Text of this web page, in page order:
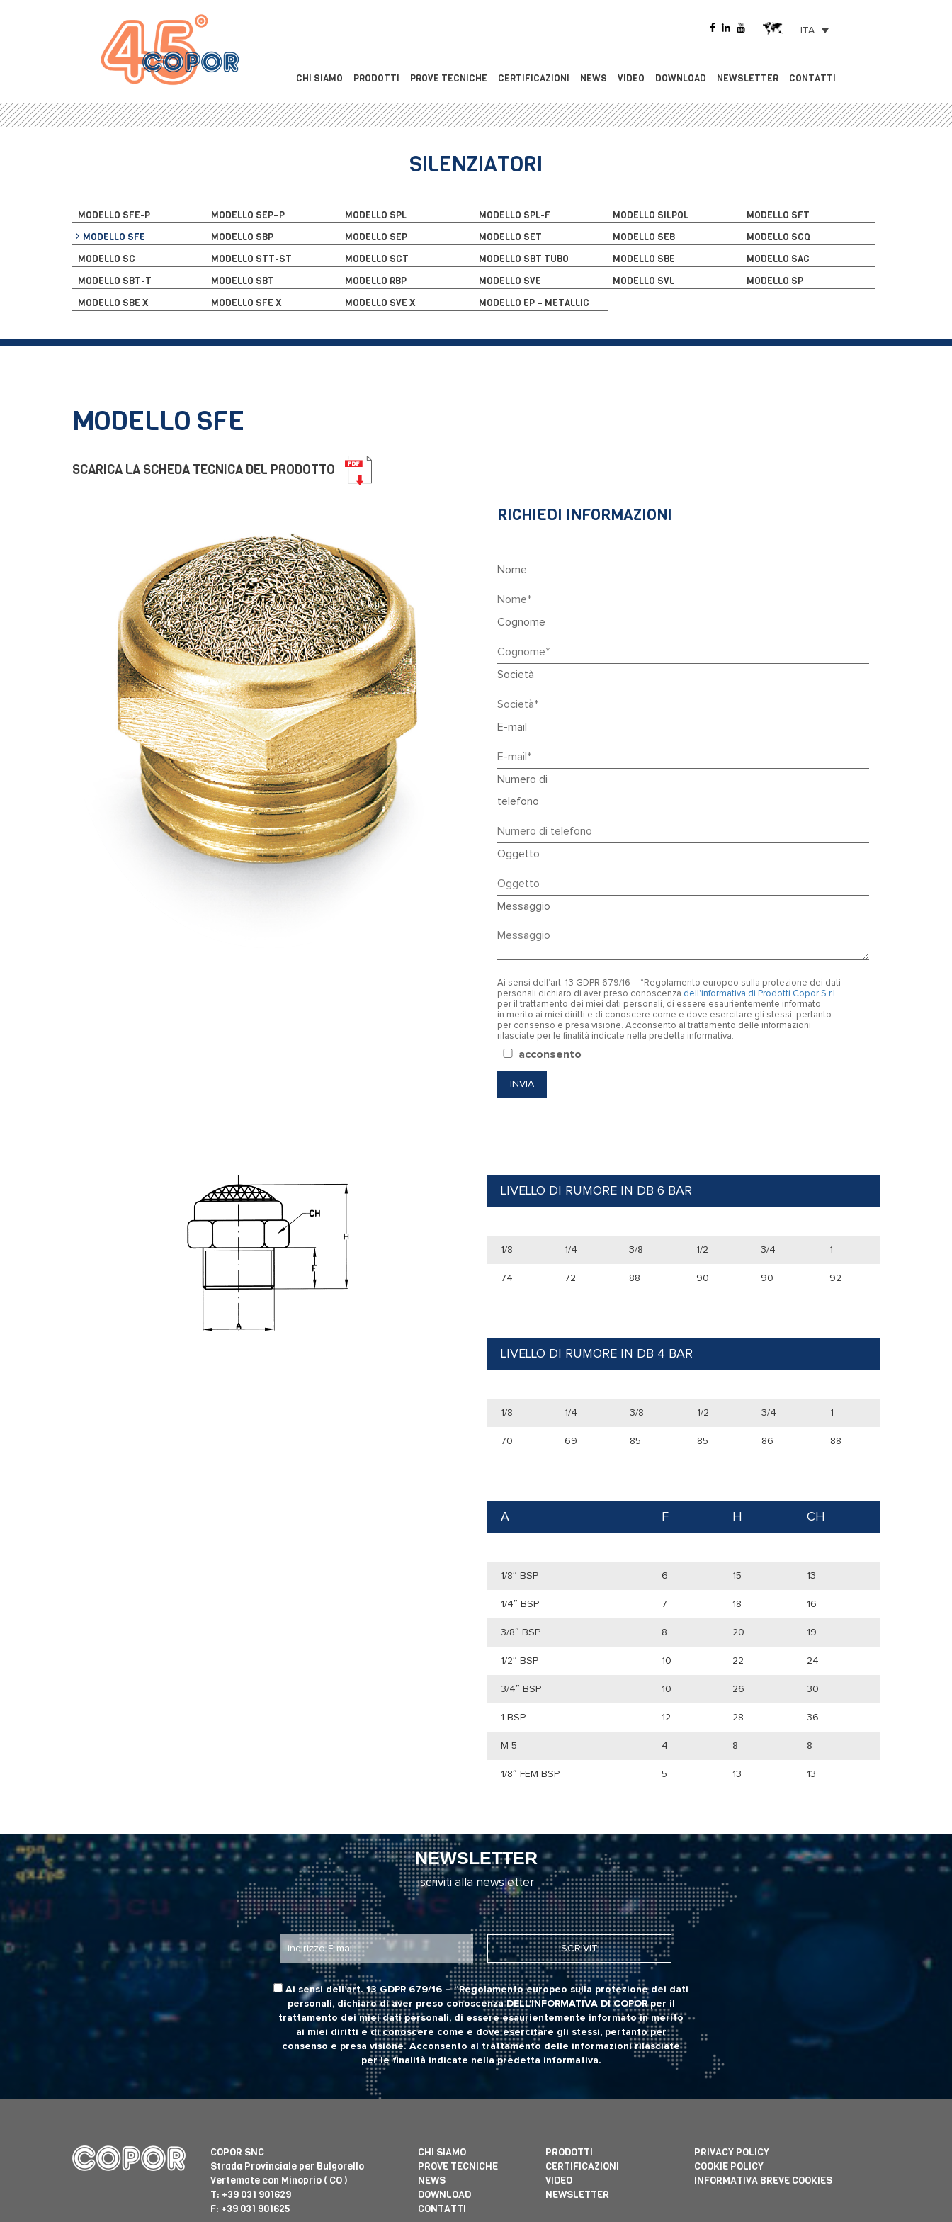
CHI SIAMO PRODOTTI PROVE TECNICHE CERTIFICAZIONI NEWS VIDEO DOWNLOAD NEWSLETTER CONTATTI
ITA
SILENZIATORI
MODELLO SFE-P MODELLO SEP–P MODELLO SPL MODELLO SPL-F MODELLO SILPOL
MODELLO SFT
MODELLO SFE
MODELLO SBP MODELLO SEP MODELLO SET MODELLO SEB
MODELLO SCQ
MODELLO SC
MODELLO STT-ST MODELLO SCT MODELLO SBT TUBO MODELLO SBE
MODELLO SAC
MODELLO SBT-T
MODELLO SBT MODELLO RBP MODELLO SVE MODELLO SVL
MODELLO SP
MODELLO SBE X
MODELLO SFE X MODELLO SVE X MODELLO EP – METALLIC
MODELLO SFE
SCARICA LA SCHEDA TECNICA DEL PRODOTTO
RICHIEDI INFORMAZIONI
Nome
Cognome
Società
E-mail
Numero di
telefono
Oggetto
Messaggio
Ai sensi dell’art. 13 GDPR 679/16 – “Regolamento europeo sulla protezione dei dati
personali dichiaro di aver preso conoscenza dell'informativa di Prodotti Copor S.r.l.
per il trattamento dei miei dati personali, di essere esaurientemente informato
in merito ai miei diritti e di conoscere come e dove esercitare gli stessi, pertanto
per consenso e presa visione. Acconsento al trattamento delle informazioni
rilasciate per le finalità indicate nella predetta informativa:
acconsento
LIVELLO DI RUMORE IN DB 6 BAR
1/8 1/4 3/8 1/2 3/4 1
74 72 88 90 90 92
LIVELLO DI RUMORE IN DB 4 BAR
1/8 1/4 3/8 1/2 3/4 1
70 69 85 85 86 88
A F H CH
1/8″ BSP 6 15 13
1/4″ BSP 7 18 16
3/8″ BSP 8 20 19
1/2″ BSP 10 22 24
3/4″ BSP 10 26 30
1 BSP 12 28 36
M 5 4 8 8
1/8″ FEM BSP 5 13 13
NEWSLETTER
iscriviti alla newsletter
Ai sensi dell’art. 13 GDPR 679/16 – “Regolamento europeo sulla protezione dei dati
personali, dichiaro di aver preso conoscenzaDELL'INFORMATIVA DI COPORper il
trattamento dei miei dati personali, di essere esaurientemente informato in merito
ai miei diritti e di conoscere come e dove esercitare gli stessi, pertanto per
consenso e presa visione. Acconsento al trattamento delle informazioni rilasciate
per le finalità indicate nella predetta informativa.
COPOR SNC
Strada Provinciale per Bulgorello
Vertemate con Minoprio ( CO )
T: +39 031 901629
F: +39 031 901625
CHI SIAMO
PRODOTTI
PROVE TECNICHE
CERTIFICAZIONI
NEWS
VIDEO
DOWNLOAD
NEWSLETTER
CONTATTI
PRIVACY POLICY
COOKIE POLICY
INFORMATIVA BREVE COOKIES